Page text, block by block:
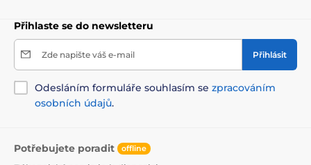
Přihlaste se do newsletteru
Zde napište váš e-mail Přihlásit
Odesláním formuláře souhlasím se zpracováním
osobních údajů.
Potřebujete poradit offline